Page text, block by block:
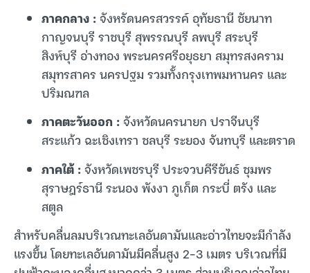
ภาคกลาง :จังหรัดนครสวรรค์ อุทัยธานี ชัยนาท
กาญจนบุรี ราชบุรี สุพรรณบุรี ลพบุรี สระบุรี
สิงห์บุรี อ่างทอง พระนครศรีอยุธยา สมุทรสงคราม
สมุทรสาคร นครปฐม รวมทั้งกรุงเทพมหานคร และ
ปริมณฑล
ภาคตะวันออก :จังหวัดนครนายก ปราจีนบุรี
สระแก้ว ฉะเชิงเทรา ชลบุรี ระยอง จันทบุรี และตราด
ภาคใต้ :จังหวัดเพชรบุรี ประจวบคีรีขันธ์ ชุมพร
สุราษฎร์ธานี ระนอง พังงา ภูเก็ต กระบี่ ตรัง และ
สตูล
สำหรับคลื่นลมบริเวณทะเลอันดามันและอ่าวไทยจะมีกำลัง
แรงขึ้น โดยทะเลอันดามันมีคลื่นสูง 2-3 เมตร บริเวณที่มี